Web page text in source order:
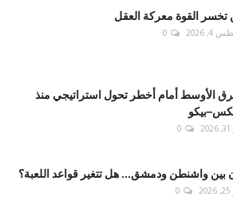
تخسر القوة معركة العقل
2026
0
الأوسط أمام أخطر تحول استراتيجي منذ
0
بين واشنطن ودمشق... هل تتغير قواعد اللعبة؟
0